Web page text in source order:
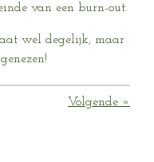
van een burn-out.
wel degelijk, maar
Volgende »